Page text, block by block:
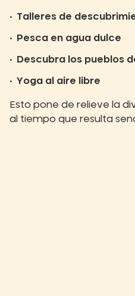
Talleres de
Pesca en agua dulce
Descubra los pueblos
Yoga al aire libre
Esto pone de relieve la
al tiempo que resulta